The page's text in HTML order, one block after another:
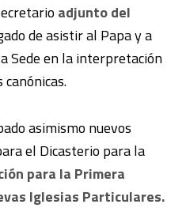
adjunto del
de asistir al Papa y a
Sede en la interpretación
asimismo nuevos
el Dicasterio para la
para la Primera
Iglesias Particulares.